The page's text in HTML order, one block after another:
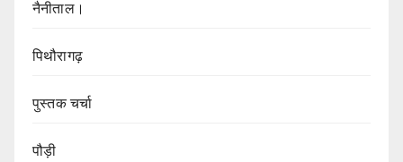
नैनीताल।
पिथौरागढ़
पुस्तक चर्चा
पौड़ी